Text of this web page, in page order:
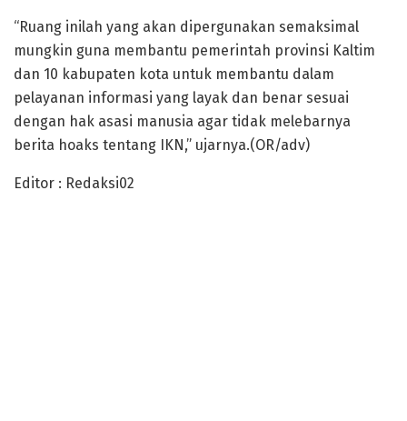
“Ruang inilah yang akan dipergunakan semaksimal
mungkin guna membantu pemerintah provinsi Kaltim
dan 10 kabupaten kota untuk membantu dalam
pelayanan informasi yang layak dan benar sesuai
dengan hak asasi manusia agar tidak melebarnya
berita hoaks tentang IKN,” ujarnya.(OR/adv)
Editor : Redaksi02